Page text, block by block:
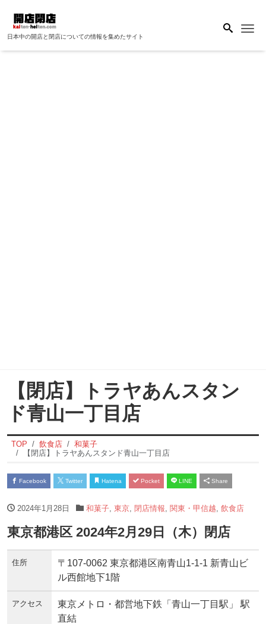
日本中の開店と閉店についての情報を集めたサイト
【閉店】トラヤあんスタン
ド青山一丁目店
TOP 飲食店
和菓子
【閉店】トラヤあんスタンド青山一丁目店
Facebook Twitter Hatena Pocket LINE Share
2024年1月28日 和菓子, 東京, 閉店情報 関東・甲信越 飲食店
東京都港区 2024年2月29日（木）閉店
住所
〒107-0062 東京都港区南青山1-1-1 新青山ビ
ル西館地下1階
アクセス
東京メトロ・都営地下鉄「青山一丁目駅」 駅
直結